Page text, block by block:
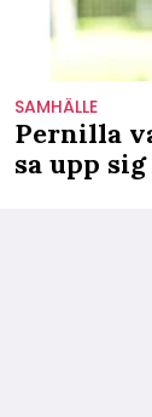
SAMHÄLLE
Pernilla
sa upp sig